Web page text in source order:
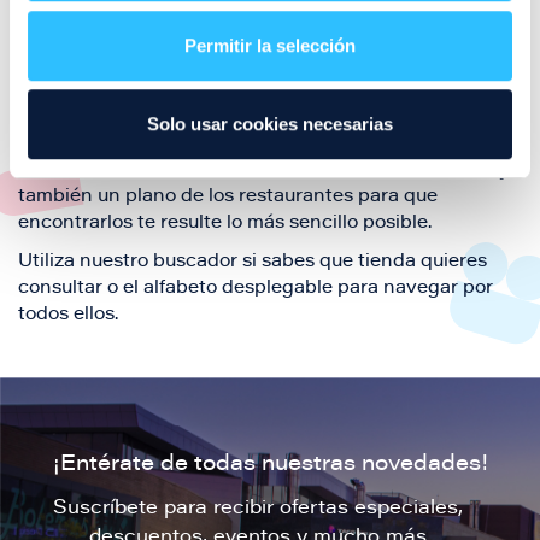
Permitir la selección
Solo usar cookies necesarias
también de nuestra oferta de ocio y shopping durante
tu visita.
El este directorio de restaurantes de Puerto Venecia
también un plano de los restaurantes para que
encontrarlos te resulte lo más sencillo posible.
Utiliza nuestro buscador si sabes que tienda quieres
consultar o el alfabeto desplegable para navegar por
todos ellos.
¡Entérate de todas nuestras novedades!
Suscríbete para recibir ofertas especiales,